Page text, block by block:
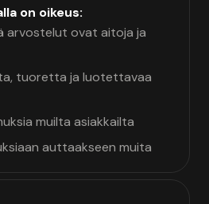
on oikeus:
arvostelut ovat aitoja ja
tuoretta ja luotettavaa
muilta asiakkailta
auttaakseen muita